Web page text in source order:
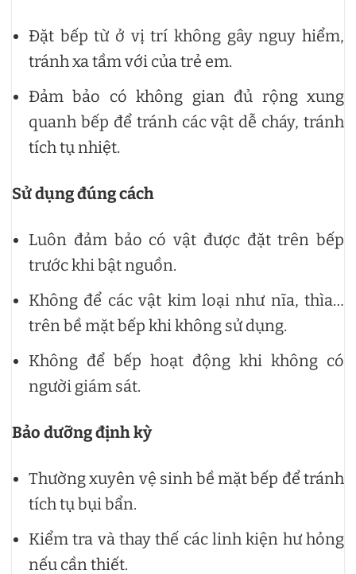
Đặt bếp từ ở vị trí không gây nguy hiểm,
tránh xa tầm với của trẻ em.
Đảm bảo có không gian đủ rộng xung
quanh bếp để tránh các vật dễ cháy, tránh
tích tụ nhiệt.
Sử dụng đúng cách
Luôn đảm bảo có vật được đặt trên bếp
trước khi bật nguồn.
Không để các vật kim loại như nĩa, thìa…
trên bề mặt bếp khi không sử dụng.
Không để bếp hoạt động khi không có
người giám sát.
Bảo dưỡng định kỳ
Thường xuyên vệ sinh bề mặt bếp để tránh
tích tụ bụi bẩn.
Kiểm tra và thay thế các linh kiện hư hỏng
nếu cần thiết.